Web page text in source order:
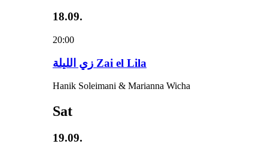
18.09.
20:00
زي‌ اللیلة Zai el Lila
Hanik Soleimani & Marianna Wicha
Sat
19.09.